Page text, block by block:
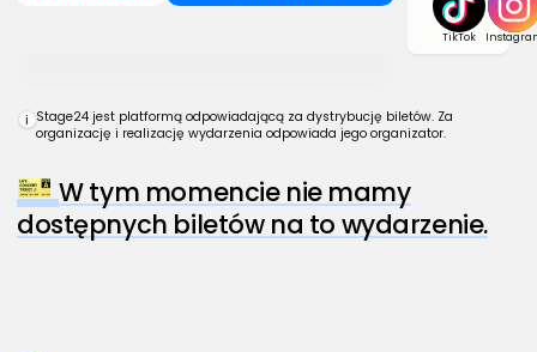
TikTok
i Stage24 jest platformą odpowiadającą za dystrybucję biletów. Za
organizację i realizację wydarzenia odpowiada jego organizator.
W tym momencie nie mamy
dostępnych biletów na to wydarzenie.